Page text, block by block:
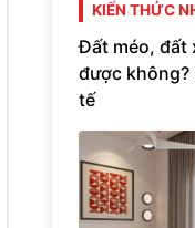
KIẾN THỨC
Đất méo, đất
được
tế